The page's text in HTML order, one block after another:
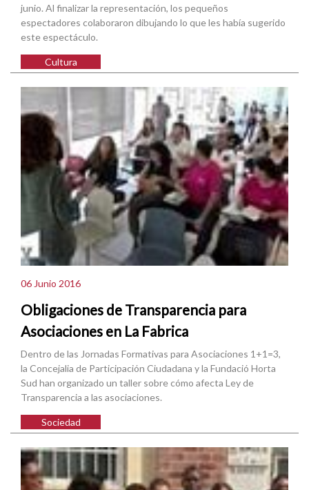
junio. Al finalizar la representación, los pequeños
espectadores colaboraron dibujando lo que les había sugerido
este espectáculo.
Cultura
06 Junio 2016
Obligaciones de Transparencia para
Asociaciones en La Fabrica
Dentro de las Jornadas Formativas para Asociaciones 1+1=3,
la Concejalia de Participación Ciudadana y la Fundació Horta
Sud han organizado un taller sobre cómo afecta Ley de
Transparencia a las asociaciones.
Sociedad